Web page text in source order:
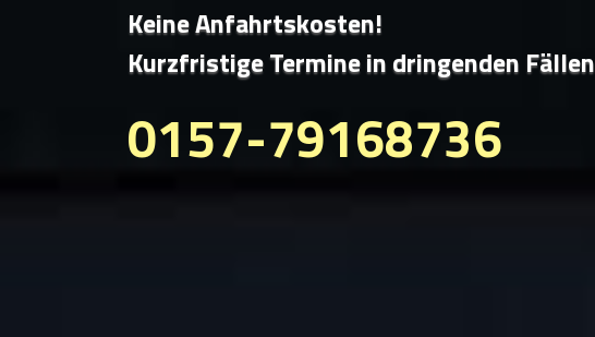
Keine Anfahrtskosten!
Kurzfristige Termine in dringenden Fällen
0157-79168736